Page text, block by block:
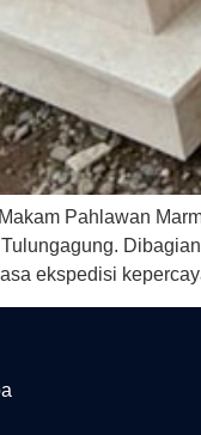
Pahlawan
ekspedisi